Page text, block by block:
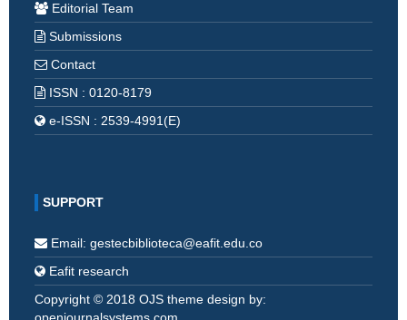
Editorial Team
Submissions
Contact
ISSN : 0120-8179
e-ISSN : 2539-4991(E)
SUPPORT
Email: gestecbiblioteca@eafit.edu.co
Eafit research
Copyright © 2018 OJS theme design by: